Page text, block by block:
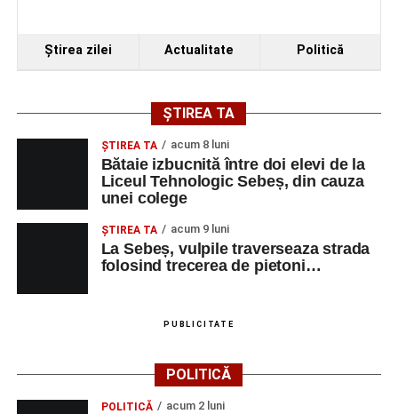
Ştirea zilei Actualitate Politică
ȘTIREA TA
ŞTIREA TA acum 8 luni
Bătaie izbucnită între doi elevi de la
Liceul Tehnologic Sebeș, din cauza
unei colege
ŞTIREA TA acum 9 luni
La Sebeș, vulpile traverseaza strada
folosind trecerea de pietoni…
PUBLICITATE
POLITICĂ
POLITICĂ acum 2 luni